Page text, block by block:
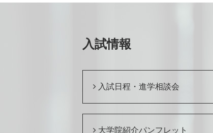
入試情報
入試日程・進学相談会
大学院紹介パンフレット